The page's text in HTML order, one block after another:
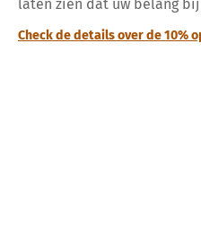
laten zien dat uw belang
Check de details over de 10%